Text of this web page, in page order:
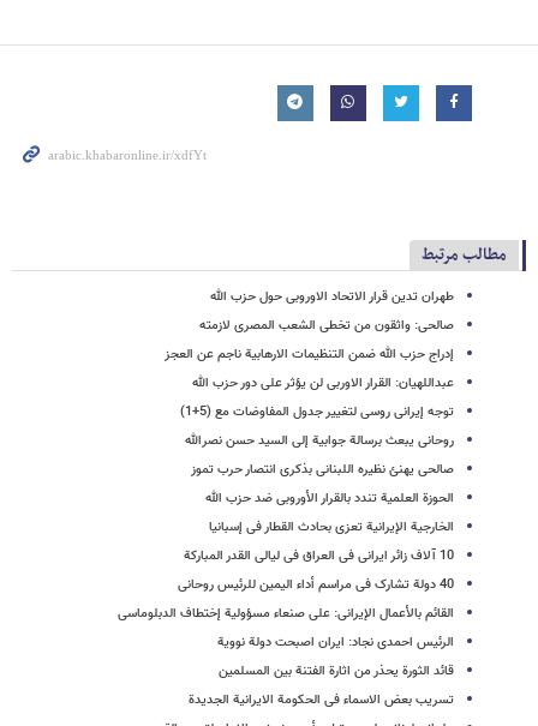
مطالب مرتبط
طهران تدین قرار الاتحاد الاوروبی حول حزب الله
صالحی: واثقون من تخطی الشعب المصری لازمته
إدراج حزب الله ضمن التنظیمات الارهابیة ناجم عن العجز
عبداللهیان: القرار الاوربی لن یؤثر علی دور حزب الله
توجه إیرانی روسی لتغییر جدول المفاوضات مع (5+1)
روحانی یبعث برسالة جوابیة إلى السید حسن نصرالله
صالحی یهنئ نظیره اللبنانی بذکرى انتصار حرب تموز
الحوزة العلمیة تندد بالقرار الأوروبی ضد حزب الله
الخارجیة الإیرانیة تعزی بحادث القطار فی إسبانیا
10 آلاف زائر ایرانی فی العراق فی لیالی القدر المبارکة
40 دولة تشارک فی مراسم أداء الیمین للرئیس روحانی
القائم بالأعمال الإیرانی: علی صنعاء مسؤولیة إختطاف الدبلوماسی
الرئیس احمدی نجاد: ایران اصبحت دولة نوویة
قائد الثورة یحذر من اثارة الفتنة بین المسلمین
تسریب بعض الاسماء فی الحکومة الایرانیة الجدیدة